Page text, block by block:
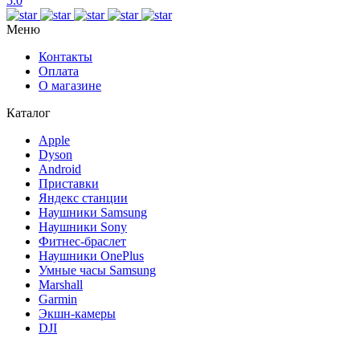
Меню
Контакты
Оплата
О магазине
Каталог
Apple
Dyson
Android
Приставки
Яндекс станции
Наушники Samsung
Наушники Sony
Фитнес-браслет
Наушники OnePlus
Умные часы Samsung
Marshall
Garmin
Экшн-камеры
DJI